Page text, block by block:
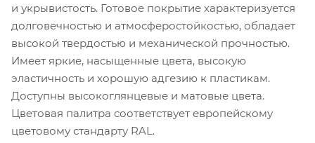
и укрывистость. Готовое покрытие характеризуется
долговечностью и атмосферостойкостью, обладает
высокой твердостью и механической прочностью.
Имеет яркие, насыщенные цвета, высокую
эластичность и хорошую адгезию к пластикам.
Доступны высокоглянцевые и матовые цвета.
Цветовая палитра соответствует европейскому
цветовому стандарту RAL.